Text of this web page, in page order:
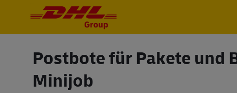
Postbote für Pakete
Minijob